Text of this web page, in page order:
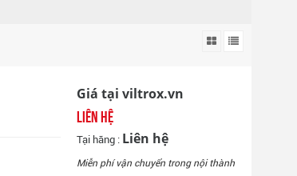
Giá tại viltrox.vn
Liên hệ
Tại hãng : Liên hệ
Miễn phí vận chuyển trong nội thành